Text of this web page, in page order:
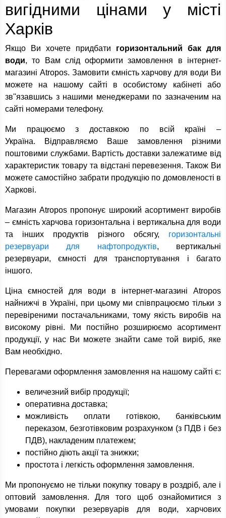
вигідними цінами у місті
Харків
Якщо Ви хочете придбати горизонтальний бак для
води, то Вам слід оформити замовлення в інтернет-
магазині Atropos. Замовити ємність харчову для води Ви
можете на нашому сайті в особистому кабінеті або
зв''язавшись з нашими менеджерами по зазначеним на
сайті номерами телефону.
Ми працюємо з доставкою по всій країні –
Україна. Відправляємо Ваше замовлення різними
поштовими службами. Вартість доставки залежатиме від
характеристик товару та відстані перевезення. Також Ви
можете самостійно забрати продукцію по домовленості в
Харкові.
Магазин Atropos пропонує широкий асортимент виробів
– ємність харчова горизонтальна і вертикальна для води
та інших продуктів різного обсягу, горизонтальні
резервуари для нафтопродуктів, вертикальні
резервуари, ємності для транспортування і багато
іншого.
Ціна ємностей для води в інтернет-магазині Atropos
найнижчі в Україні, при цьому ми співпрацюємо тільки з
перевіреними постачальниками, тому якість виробів на
високому рівні. Ми постійно розширюємо асортимент
продукції, у нас Ви можете знайти саме той виріб, яке
Вам необхідно.
Перевагами оформлення замовлення на нашому сайті є:
величезний вибір продукції;
оперативна доставка;
можливість оплати готівкою, банківським
переказом, безготівковим розрахунком (з ПДВ і без
ПДВ), накладеним платежем;
постійно діють акції та знижки;
простота і легкість оформлення замовлення.
Ми пропонуємо не тільки покупку товару в роздріб, але і
оптовий замовлення. Для того щоб ознайомитися з
умовами покупки резервуарів для води, харчових